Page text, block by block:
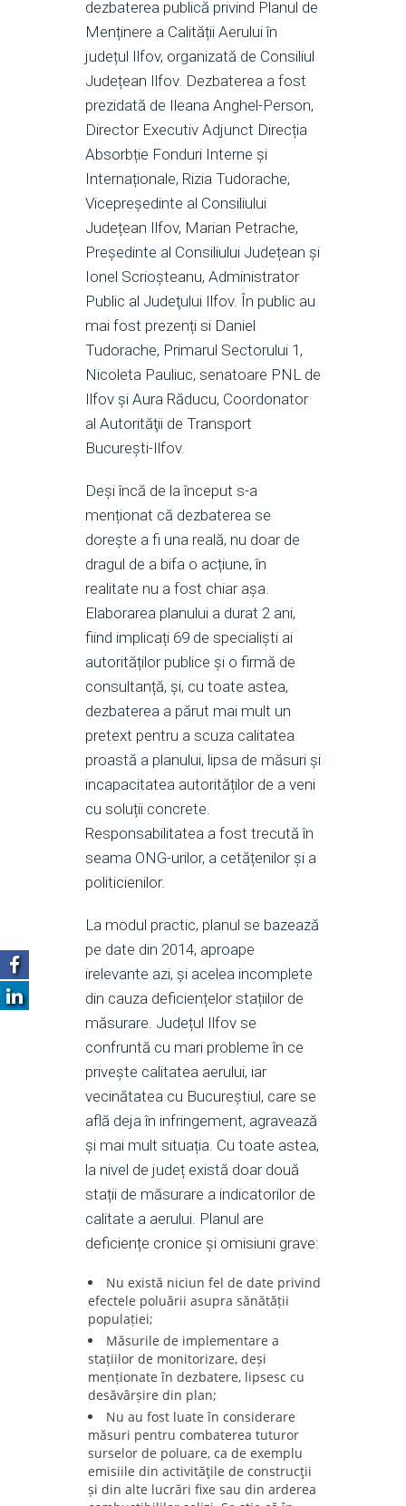
dezbaterea publică privind Planul de
Menținere a Calității Aerului în
județul Ilfov, organizată de Consiliul
Județean Ilfov. Dezbaterea a fost
prezidată de Ileana Anghel-Person,
Director Executiv Adjunct Direcția
Absorbție Fonduri Interne și
Internaționale, Rizia Tudorache,
Vicepreședinte al Consiliului
Județean Ilfov, Marian Petrache,
Președinte al Consiliului Județean și
Ionel Scrioșteanu, Administrator
Public al Judeţului Ilfov. În public au
mai fost prezenți si Daniel
Tudorache, Primarul Sectorului 1,
Nicoleta Pauliuc, senatoare PNL de
Ilfov și Aura Răducu, Coordonator
al Autorităţii de Transport
București-Ilfov.
Deși încă de la început s-a
menționat că dezbaterea se
dorește a fi una reală, nu doar de
dragul de a bifa o acțiune, în
realitate nu a fost chiar așa.
Elaborarea planului a durat 2 ani,
fiind implicați 69 de specialiști ai
autorităților publice și o firmă de
consultanță, și, cu toate astea,
dezbaterea a părut mai mult un
pretext pentru a scuza calitatea
proastă a planului, lipsa de măsuri și
incapacitatea autorităților de a veni
cu soluții concrete.
Responsabilitatea a fost trecută în
seama ONG-urilor, a cetățenilor și a
politicienilor.
La modul practic, planul se bazează
pe date din 2014, aproape
irelevante azi, și acelea incomplete
din cauza deficiențelor stațiilor de
măsurare. Județul Ilfov se
confruntă cu mari probleme în ce
privește calitatea aerului, iar
vecinătatea cu Bucureștiul, care se
află deja în infringement, agravează
și mai mult situația. Cu toate astea,
la nivel de județ există doar două
stații de măsurare a indicatorilor de
calitate a aerului. Planul are
deficiențe cronice și omisiuni grave:
Nu există niciun fel de date privind
efectele poluării asupra sănătății
populației;
Măsurile de implementare a
stațiilor de monitorizare, deși
menționate în dezbatere, lipsesc cu
desăvârșire din plan;
Nu au fost luate în considerare
măsuri pentru combaterea tuturor
surselor de poluare, ca de exemplu
emisiile din activităţile de construcţii
și din alte lucrări fixe sau din arderea